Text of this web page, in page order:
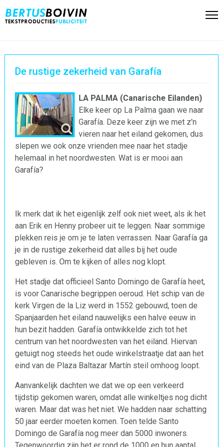
De rustige zekerheid van Garafía
LA PALMA (Canarische Eilanden)
Elke keer op La Palma gaan we naar
Garafía. Deze keer zijn we met z'n
vieren naar het eiland gekomen, dus
slepen we ook onze vrienden mee naar het stadje
helemaal in het noordwesten. Wat is er mooi aan
Garafía?
Ik merk dat ik het eigenlijk zelf ook niet weet, als ik het
aan Erik en Henny probeer uit te leggen. Naar sommige
plekken reis je om je te laten verrassen. Naar Garafía ga
je in de rustige zekerheid dat alles bij het oude
gebleven is. Om te kijken of alles nog klopt.
Het stadje dat officieel Santo Domingo de Garafía heet,
is voor Canarische begrippen oeroud. Het schip van de
kerk Virgen de la Liz werd in 1552 gebouwd, toen de
Spanjaarden het eiland nauwelijks een halve eeuw in
hun bezit hadden. Garafía ontwikkelde zich tot het
centrum van het noordwesten van het eiland. Hiervan
getuigt nog steeds het oude winkelstraatje dat aan het
eind van de Plaza Baltazar Martín steil omhoog loopt.
Aanvankelijk dachten we dat we op een verkeerd
tijdstip gekomen waren, omdat alle winkeltjes nog dicht
waren. Maar dat was het niet. We hadden naar schatting
50 jaar eerder moeten komen. Toen telde Santo
Domingo de Garafía nog meer dan 5000 inwoners.